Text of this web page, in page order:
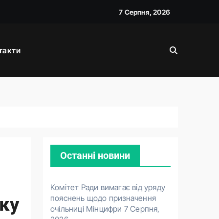
7 Серпня, 2026
Останні новини
Комітет Ради вимагає від уряду
пояснень щодо призначення
очільниці Мінцифри 7 Серпня,